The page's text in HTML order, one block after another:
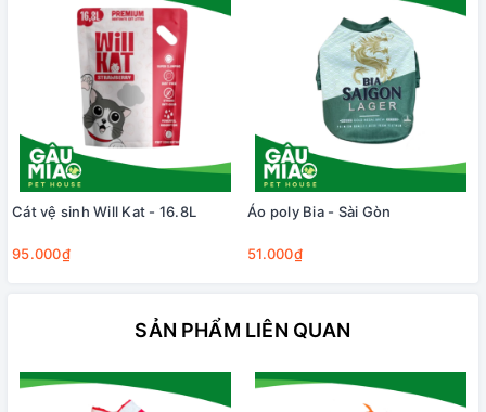
Cát vệ sinh Will Kat - 16.8L
95.000₫
Áo poly Bia - Sài Gòn
51.000₫
SẢN PHẨM LIÊN QUAN